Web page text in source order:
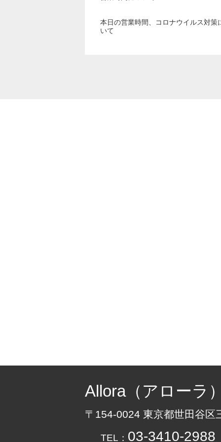
本日の営業時間、コロナウイルス対策
いて
Allora（アローラ）
〒154-0024 東京都世田谷
TEL： 03-3410-2988